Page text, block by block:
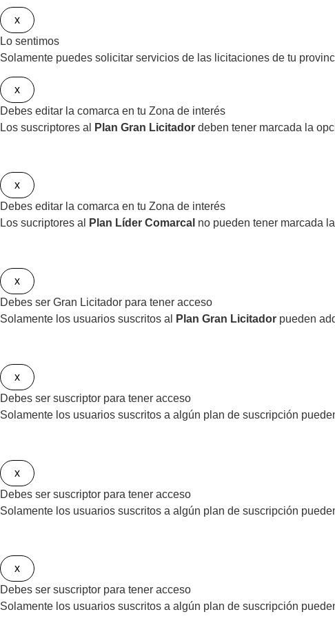
x
Lo sentimos
Solamente puedes solicitar servicios de las licitaciones de tu
x
Debes editar la comarca en tu Zona de interés
Los suscriptores al
Plan Gran Licitador deben tener marcada la
x
Debes editar la comarca en tu Zona de interés
Los sucriptores al
Plan Líder Comarcal no pueden tener marcada
x
Debes ser Gran Licitador para tener acceso
Solamente los usuarios suscritos al
Plan Gran Licitador pueden
x
Debes ser suscriptor para tener acceso
Solamente los usuarios suscritos a algún plan de suscripción
x
Debes ser suscriptor para tener acceso
Solamente los usuarios suscritos a algún plan de suscripción
x
Debes ser suscriptor para tener acceso
Solamente los usuarios suscritos a algún plan de suscripción